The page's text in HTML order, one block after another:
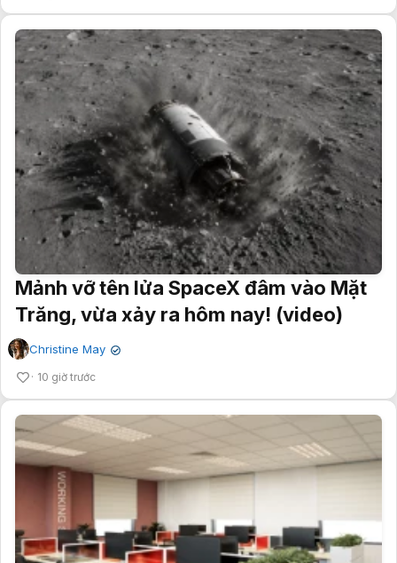
Mảnh vỡ tên lửa SpaceX đâm vào Mặt
Trăng, vừa xảy ra hôm nay! (video)
Christine May ✔
10 giờ trước